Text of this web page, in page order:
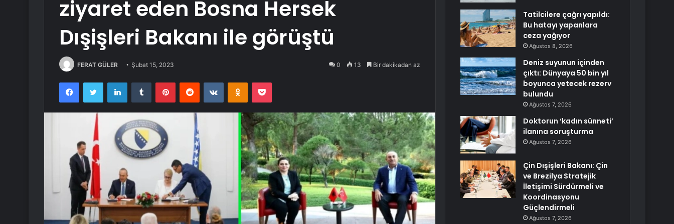
ziyaret eden Bosna Hersek
Dışişleri Bakanı ile görüştü
FERAT GÜLER Şubat 15, 2023 0 13 Bir dakikadan az
FacebookTwitter LinkedInTumblr PinterestReddit VKontakteOdnoklassniki
Pocket
Tatilcilere çağrı yapıldı:
Bu hatayı yapanlara
ceza yağıyor
Ağustos 8, 2026
Deniz suyunun içinden
çıktı: Dünyaya 50 bin yıl
boyunca yetecek rezerv
bulundu
Ağustos 7, 2026
Doktorun ‘kadın sünneti’
ilanına soruşturma
Ağustos 7, 2026
Çin Dışişleri Bakanı: Çin
ve Brezilya Stratejik
İletişimi Sürdürmeli ve
Koordinasyonu
Güçlendirmeli
Ağustos 7, 2026